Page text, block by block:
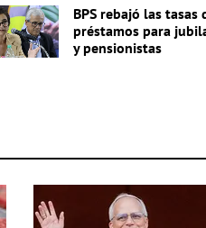
BPS rebajó las tasas
préstamos para
y pensionistas